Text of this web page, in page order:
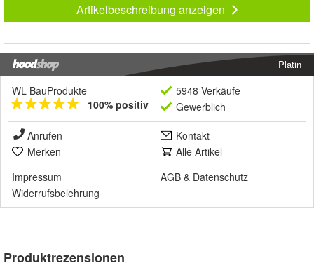
Artikelbeschreibung anzeigen
Platin
WL BauProdukte
100% positiv
5948 Verkäufe
Gewerblich
Anrufen
Kontakt
Merken
Alle Artikel
Impressum
AGB & Datenschutz
Widerrufsbelehrung
Produktrezensionen